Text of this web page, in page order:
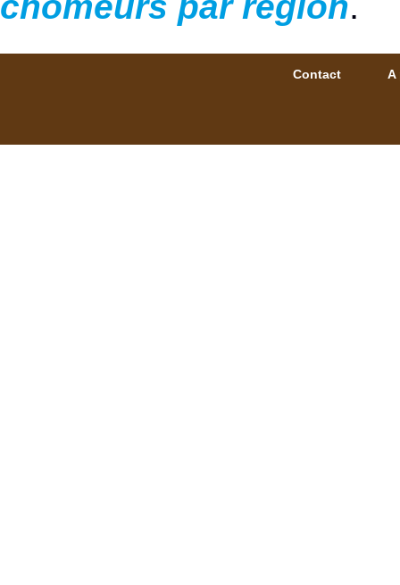
Contact A